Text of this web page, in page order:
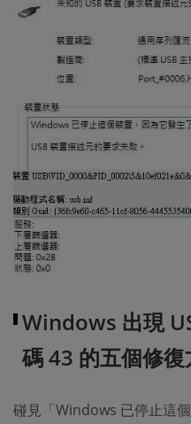
Windows 出現
碼 43 的五個修復
碰見「Windows 已停止這